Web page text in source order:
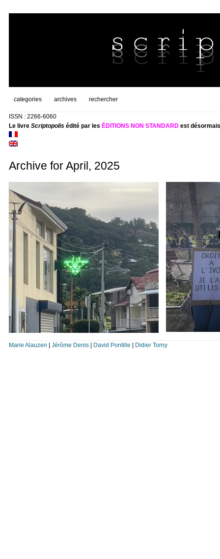
categories archives rechercher
ISSN : 2266-6060
Le livre Scriptopolisédité par les ÉDITIONS NON STANDARDest
Archive for April, 2025
Marie Alauzen Jérôme Denis| David Pontille Didier Torny